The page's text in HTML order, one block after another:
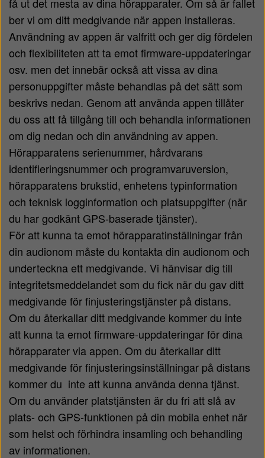
ber vi om ditt medgivande när appen installeras.
Användning av appen är valfritt och ger dig fördelen
och flexibiliteten att ta emot firmware-uppdateringar
osv. men det innebär också att vissa av dina
personuppgifter måste behandlas på det sätt som
beskrivs nedan. Genom att använda appen tillåter
du oss att få tillgång till och behandla informationen
om dig nedan och din användning av appen.
Hörapparatens serienummer, hårdvarans
identifieringsnummer och programvaruversion,
hörapparatens brukstid, enhetens typinformation
och teknisk logginformation och platsuppgifter (när
du har godkänt GPS-baserade tjänster).
För att kunna ta emot hörapparatinställningar från
din audionom måste du kontakta din audionom och
underteckna ett medgivande. Vi hänvisar dig till
integritetsmeddelandet som du fick när du gav ditt
medgivande för finjusteringstjänster på distans.
Om du återkallar ditt medgivande kommer du inte
att kunna ta emot firmware-uppdateringar för dina
hörapparater via appen. Om du återkallar ditt
medgivande för finjusteringsinställningar på distans
kommer du inte att kunna använda denna tjänst.
Om du använder platstjänsten är du fri att slå av
plats- och GPS-funktionen på din mobila enhet när
som helst och förhindra insamling och behandling
av informationen.